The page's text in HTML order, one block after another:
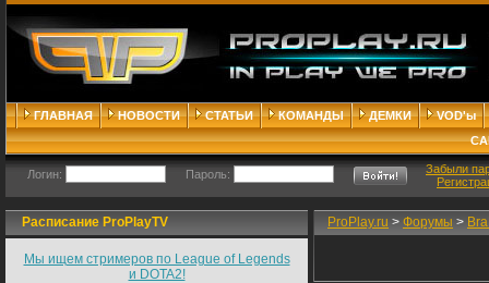
ГЛАВНАЯ НОВОСТИ СТАТЬИ КОМАНДЫ ДЕМКИ
VOD'ы
Логин: Пароль:
Забыли
Расписание ProPlayTV
Мы ищем стримеров по League of Legends
и DOTA2!
ProPlay.ru > Форумы >